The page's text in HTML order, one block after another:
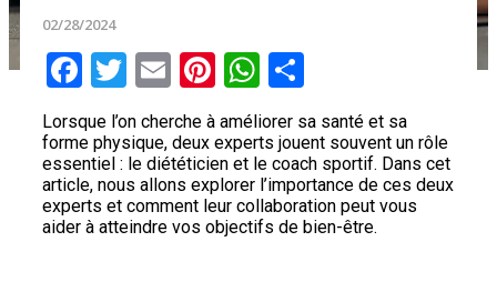
02/28/2024
Facebook
Twitter
EmailPinterest
WhatsApp
Lorsque l’on cherche à améliorer sa santé et sa
forme physique, deux experts jouent souvent un rôle
essentiel : le diététicien et le coach sportif. Dans cet
article, nous allons explorer l’importance de ces deux
experts et comment leur collaboration peut vous
aider à atteindre vos objectifs de bien-être.